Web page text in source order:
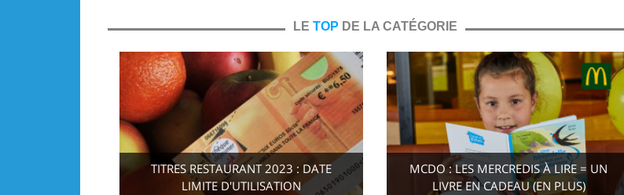
LE TOP DE LA CATÉGORIE
TITRES RESTAURANT 2023 : DATE
LIMITE D'UTILISATION
MCDO : LES MERCREDIS À LIRE = UN
LIVRE EN CADEAU (EN PLUS)